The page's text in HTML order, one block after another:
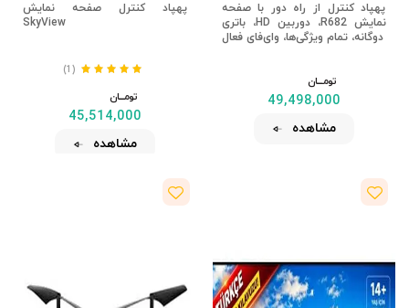
پهپاد کنترل از راه دور با صفحه
نمایش R682، دوربین HD، باتری
دوگانه، تمام ویژگی‌ها، وای‌فای فعال
تومــــــان
49,498,000
مشاهده
پهپاد کنترل صفحه نمایش
SkyView
(1)
تومــــــان
45,514,000
مشاهده